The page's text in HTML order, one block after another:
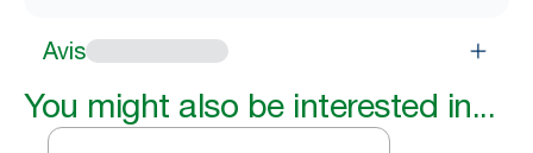
Avis
You might also be interested in...